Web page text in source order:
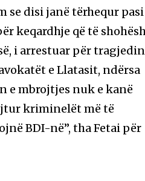
se disi janë tërhequr pasi
keqardhje që të
i arrestuar për
e Llatasit, ndërsa
e mbrojtjes nuk e kanë
kriminelët më të
BDI-në”, tha Fetai për